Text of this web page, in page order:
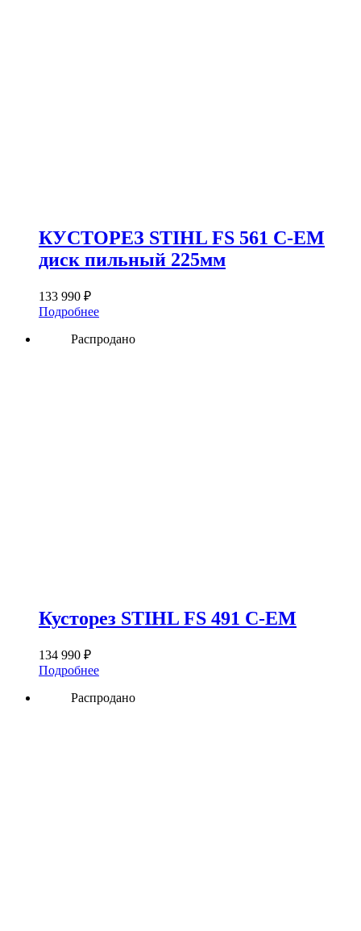
КУСТОРЕЗ STIHL FS 561 C-EM
диск пильный 225мм
133 990 ₽
Подробнее
Распродано
Кусторез STIHL FS 491 C-EM
134 990 ₽
Подробнее
Распродано